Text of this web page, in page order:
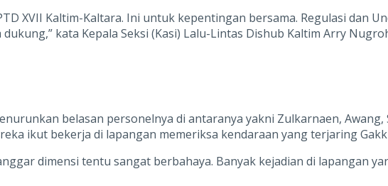
XVII Kaltim-Kaltara. Ini untuk kepentingan bersama. Regulasi dan
kata Kepala Seksi (Kasi) Lalu-Lintas Dishub Kaltim Arry
belasan personelnya di antaranya yakni Zulkarnaen, Awang,
ikut bekerja di lapangan memeriksa kendaraan yang terjaring
dimensi tentu sangat berbahaya. Banyak kejadian di lapangan